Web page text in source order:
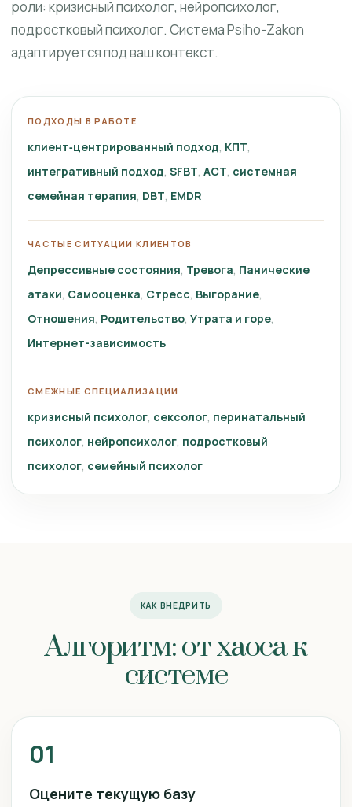
роли: кризисный психолог, нейропсихолог,
подростковый психолог. Система Psiho-Zakon
адаптируется под ваш контекст.
ПОДХОДЫ В РАБОТЕ
клиент‑центрированный подход КПТ
интегративный подход SFBT ACT системная
семейная терапия DBT EMDR
ЧАСТЫЕ СИТУАЦИИ КЛИЕНТОВ
Депрессивные состояния Тревога Панические
атаки Самооценка Стресс Выгорание
Отношения Родительство Утрата и горе
Интернет-зависимость
СМЕЖНЫЕ СПЕЦИАЛИЗАЦИИ
кризисный психолог сексолог перинатальный
психолог нейропсихолог подростковый
психолог семейный психолог
КАК ВНЕДРИТЬ
Алгоритм: от хаоса к
системе
01
Оцените текущую базу